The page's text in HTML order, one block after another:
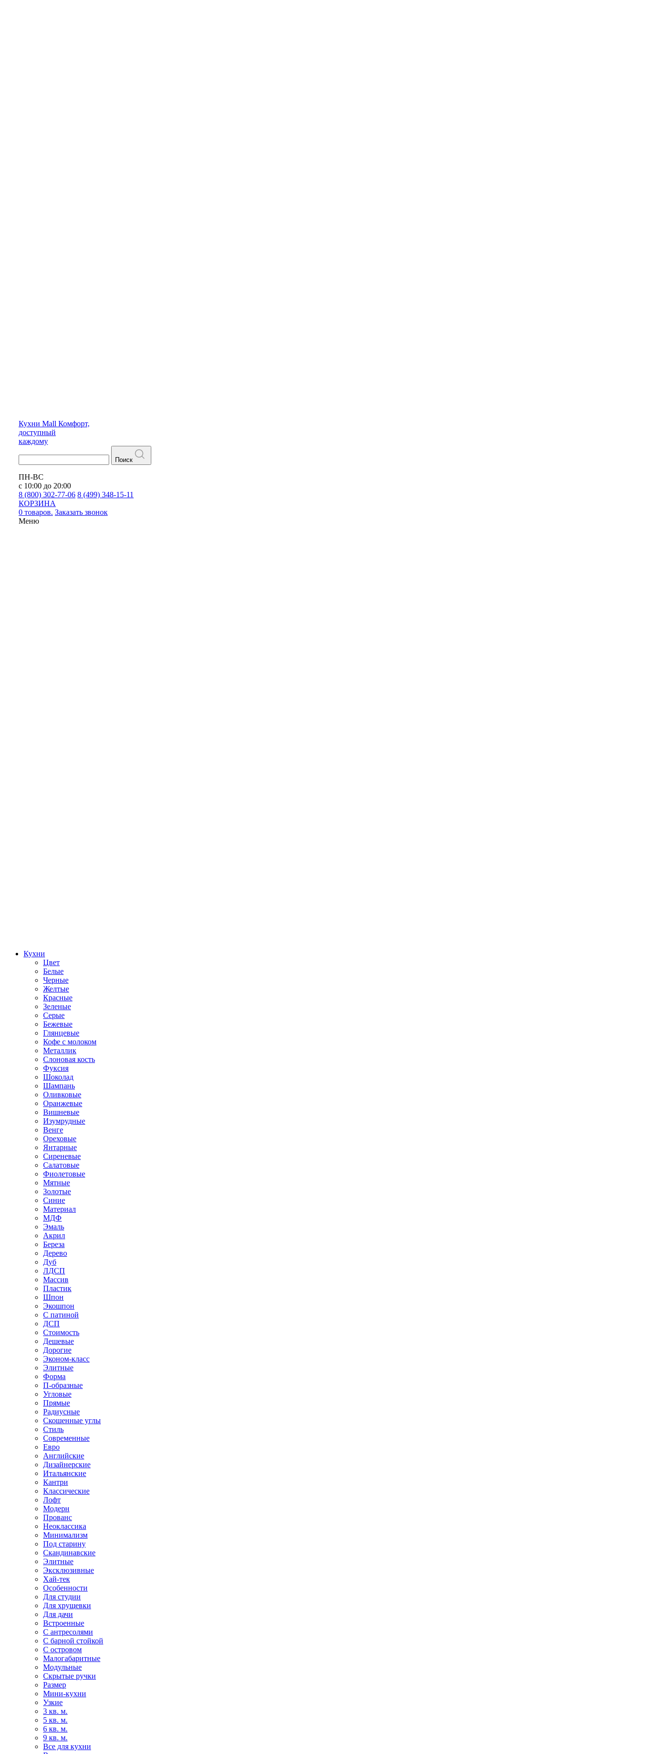
Кухни Mall Комфорт,
доступный
каждому
Поиск
ПН-ВС
с 10:00 до 20:00
8 (800) 302-77-06 8 (499) 348-15-11
КОРЗИНА
0 товаров. Заказать звонок
Меню
Кухни
Цвет
Белые
Черные
Желтые
Красные
Зеленые
Серые
Бежевые
Глянцевые
Кофе с молоком
Металлик
Слоновая кость
Фуксия
Шоколад
Шампань
Оливковые
Оранжевые
Вишневые
Изумрудные
Венге
Ореховые
Янтарные
Сиреневые
Салатовые
Фиолетовые
Мятные
Золотые
Синие
Материал
МДФ
Эмаль
Акрил
Береза
Дерево
Дуб
ЛДСП
Массив
Пластик
Шпон
Экошпон
С патиной
ДСП
Стоимость
Дешевые
Дорогие
Эконом-класс
Элитные
Форма
П-образные
Угловые
Прямые
Радиусные
Скошенные углы
Стиль
Современные
Евро
Английские
Дизайнерские
Итальянские
Кантри
Классические
Лофт
Модерн
Прованс
Неоклассика
Минимализм
Под старину
Скандинавские
Элитные
Эксклюзивные
Хай-тек
Особенности
Для студии
Для хрущевки
Для дачи
Встроенные
С антресолями
С барной стойкой
С островом
Малогабаритные
Модульные
Скрытые ручки
Размер
Мини-кухни
Узкие
3 кв. м.
5 кв. м.
6 кв. м.
9 кв. м.
Все для кухни